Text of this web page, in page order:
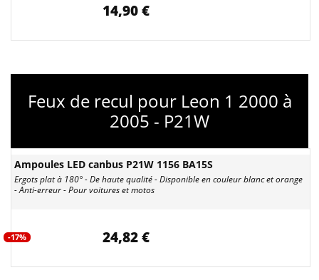
14,90 €
Feux de recul pour Leon 1 2000 à
2005 - P21W
Ampoules LED canbus P21W 1156 BA15S
Ergots plat à 180° - De haute qualité - Disponible en couleur blanc et orange
- Anti-erreur - Pour voitures et motos
-17% 24,82 €